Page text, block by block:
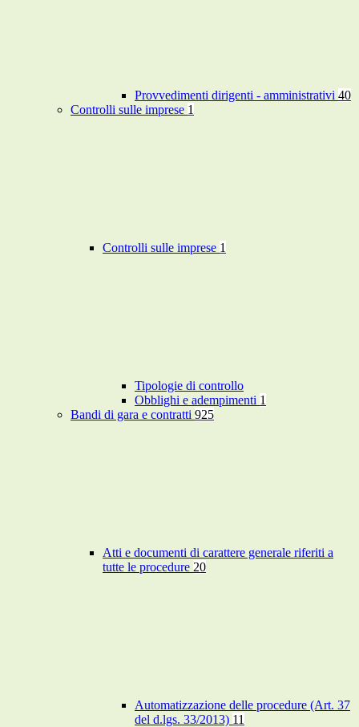
Provvedimenti dirigenti - amministrativi 40
Controlli sulle imprese 1
Controlli sulle imprese 1
Tipologie di controllo
Obblighi e adempimenti 1
Bandi di gara e contratti 925
Atti e documenti di carattere generale riferiti a
tutte le procedure 20
Automatizzazione delle procedure (Art. 37
del d.lgs. 33/2013) 11